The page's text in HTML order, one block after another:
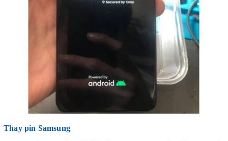
Thay pin Samsung